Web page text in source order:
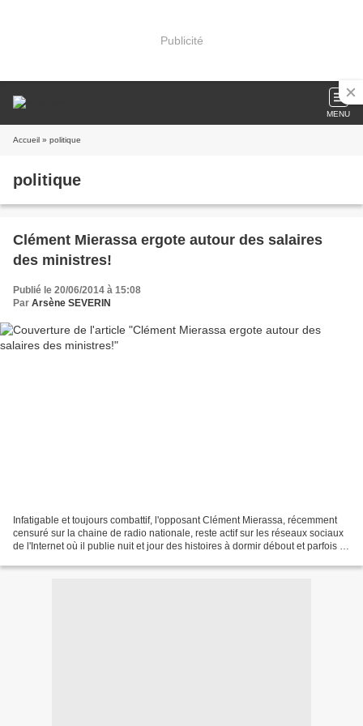
Publicité
MENU
Accueil » politique
politique
Clément Mierassa ergote autour des salaires
des ministres!
Publié le 20/06/2014 à 15:08
Par Arsène SEVERIN
Infatigable et toujours combattif, l'opposant Clément Mierassa, récemment
censuré sur la chaine de radio nationale, reste actif sur les réseaux sociaux
de l'Internet où il publie nuit et jour des histoires à dormir débout et parfois à